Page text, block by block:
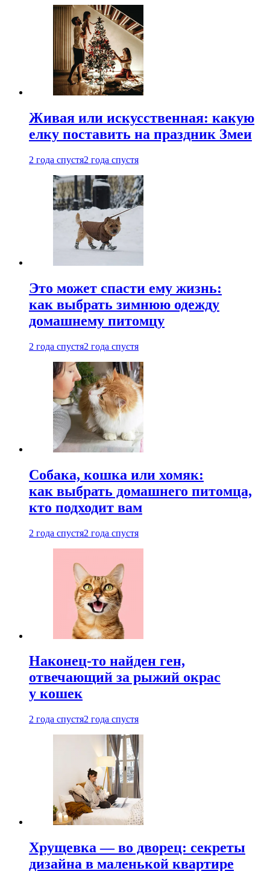
Живая или искусственная: какую
елку поставить на праздник Змеи
2 года спустя2 года спустя
Это может спасти ему жизнь:
как выбрать зимнюю одежду
домашнему питомцу
2 года спустя2 года спустя
Собака, кошка или хомяк:
как выбрать домашнего питомца,
кто подходит вам
2 года спустя2 года спустя
Наконец-то найден ген,
отвечающий за рыжий окрас
у кошек
2 года спустя2 года спустя
Хрущевка — во дворец: секреты
дизайна в маленькой квартире